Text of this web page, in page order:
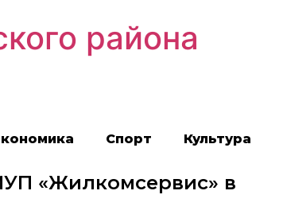
района
Спорт Культура
«Жилкомсервис» в